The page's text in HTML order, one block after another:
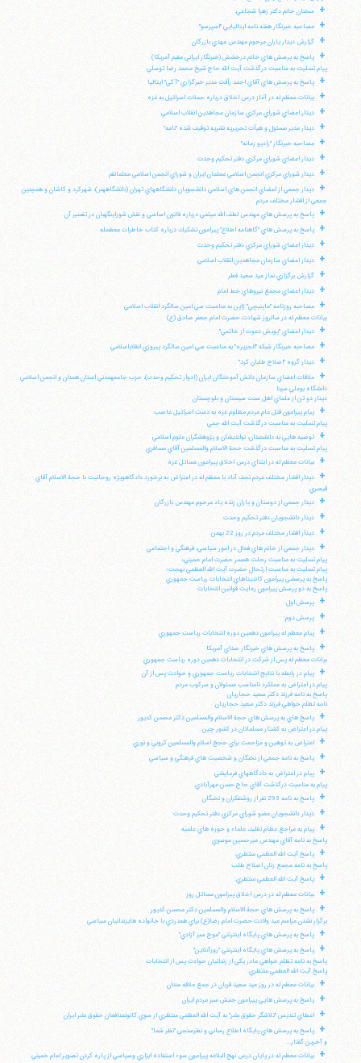
+ سخنان خانم دكتر زهرا شجاعي:
+ مصاحبه خبرنگار هفته نامه ايتاليايي "اسپرسو"
+ گزارش ديدار ياران مرحوم مهندس مهدي بازرگان
+
پاسخ به پرسش هاي خانم درخشش (خبرنگار ايراني مقيم آمريكا)
پيام تسليت به مناسبت درگذشت آيت الله حاج شيخ محمد رضا توسلي
+ پاسخ به پرسش هاي آقاي احمد رأفت مدير خبرگزاري "آكي" ايتاليا
+ بيانات معظم له در آغاز درس اخلاق درباره حملات اسرائيل به غزه
+ ديدار اعضاي شوراي مركزي سازمان مجاهدين انقلاب اسلامي
+ ديدار مدير مسئول و هيأت تحريريه نشريه توقيف شده "نامه"
+ مصاحبه خبرنگار "راديو زمانه"
+ ديدار اعضاي شوراي مركزي دفتر تحكيم وحدت
+ ديدار شوراي مركزي انجمن اسلامي معلمان ايران و شوراي انجمن اسلامي معلمانقم
+
ديدار جمعي از اعضاي انجمن هاي اسلامي دانشجويان دانشگاههاي تهران (دانشگاههنر)، شهركرد و كاشان و همچنين
جمعي از اقشار مختلف مردم
+ پاسخ به پرسش هاي مهندس لطف الله ميثمي درباره قانون اساسي و نقش شوراينگهبان در تفسير آن
+ پاسخ به پرسش هاي "گاهنامه اطلاع" پيرامون تشكيك درباره كتاب خاطرات معظمله
+ ديدار اعضاي شوراي مركزي دفتر تحكيم وحدت
+ ديدار اعضاي سازمان مجاهدين انقلاب اسلامي
+ گزارش برگزاري نماز عيد سعيد فطر
+ ديدار اعضاي مجمع نيروهاي خط امام
+
مصاحبه روزنامه "ماينيچي" ژاپن به مناسبت سي امين سالگرد انقلاب اسلامي
بيانات معظم له در سالروز شهادت حضرت امام جعفر صادق (ع)
+ ديدار اعضاي "پويش دعوت از خاتمي"
+ مصاحبه خبرنگار شبكه "الجزيره" به مناسبت سي امين سالگرد پيروزي انقلاباسلامي
+ ديدار گروه "اصلاح طلبان كرد"
+
ملاقات اعضاي سازمان دانش آموختگان ايران (ادوار تحكيم وحدت)، حزب جامعهمدني استان همدان و انجمن اسلامي
دانشگاه بوعلي سينا
ديدار دو تن از علماي اهل سنت سيستان و بلوچستان
+
پيام پيرامون قتل عام مردم مظلوم غزه به دست اسرائيل غاصب
پيام تسليت به مناسبت درگذشت آيت الله جمي
+
توصيه هايي به دانشمندان، نوانديشان و پژوهشگران علوم اسلامي
پيام تسليت به مناسبت درگذشت حجة الاسلام والمسلمين آقاي مسافري
+ بيانات معظم له در ابتداي درس اخلاق پيرامون مسائل غزه
+
ديدار اقشار مختلف مردم نجف آباد با معظم له در اعتراض به برخورد دادگاهويژه روحانيت با حجة الاسلام آقاي
قيصري
+ ديدار جمعي از دوستان و ياران زنده ياد مرحوم مهندس بازرگان
+ ديدار دانشجويان دفتر تحكيم وحدت
+ ديدار اقشار مختلف مردم در روز 22 بهمن
+
ديدار جمعي از خانم هاي فعال در امور سياسي، فرهنگي و اجتماعي
پيام تسليت به مناسبت رحلت همسر حضرت امام خميني؛
پيام تسليت به مناسبت ارتحال حضرت آيت الله العظمي بهجت؛
پاسخ به پرسشي پيرامون كانديداهاي انتخابات رياست جمهوري
پاسخ به دو پرسش پيرامون رعايت قوانين انتخابات
+ پرسش اول:
+ پرسش دوم:
+ پيام معظم له پيرامون دهمين دوره انتخابات رياست جمهوري
+
پاسخ به پرسش هاي خبرنگار صداي آمريكا
بيانات معظم له پس از شركت در انتخابات دهمين دوره رياست جمهوري
+
پيام در رابطه با نتايج انتخابات رياست جمهوري و حوادث پس از آن
پيام در اعتراض به عملكرد نامناسب مسئولان و سركوب مردم
پاسخ به نامه فرزند دكتر سعيد حجاريان
نامه تظلم خواهي فرزند دكتر سعيد حجاريان:
+
پاسخ هاي به پرسش هاي حجة الاسلام والمسلمين دكتر محسن كديور
پيام در اعتراض به كشتار مسلمانان در كشور چين
+ اعتراض به توهين و مزاحمت براي حجج اسلام والمسلمين كروبي و نوري
+ پاسخ به نامه جمعي از نخبگان و شخصيت هاي فرهنگي و سياسي
+
پيام در اعتراض به دادگاههاي فرمايشي
پيام به مناسبت درگذشت آقاي حاج حسن مهرآبادي
+ پاسخ به نامه 293 نفر از روشنفكران و نخبگان
+ ديدار دانشجويان عضو شوراي مركزي دفتر تحكيم وحدت
+
پيام به مراجع عظام تقليد، علماء و حوزه هاي علميه
پاسخ به نامه آقاي مهندس ميرحسين موسوي
+
پاسخ آيت الله العظمي منتظري:
پاسخ به نامه مجمع زنان اصلاح طلب
+ پاسخ آيت الله العظمي منتظري:
+ بيانات معظم له در درس اخلاق پيرامون مسائل روز
+
پاسخ به پرسش هاي حجة الاسلام والمسلمين دكتر محسن كديور
برگزار نشدن مراسم عيد ولادت حضرت امام رضا(ع) براي همدردي با خانواده هايزندانيان سياسي
+ پاسخ به پرسش هاي پايگاه اينترنتي "موج سبز آزادي"
+
پاسخ به پرسش هاي پايگاه اينترنتي "روزآنلاين"
پاسخ به نامه تظلم خواهي مادر يكي از زندانيان حوادث پس از انتخابات
پاسخ آيت الله العظمي منتظري:
+ بيانات معظم له در روز عيد سعيد قربان در جمع علاقه مندان
+ پاسخ به پرسش هايي پيرامون جنبش سبز مردم ايران
+ اعطاي تنديس "تلاشگر حقوق بشر" به آيت الله العظمي منتظري از سوي كانونمدافعان حقوق بشر ايران
+
پاسخ به پرسش هاي پايگاه اطلاع رساني و نظرسنجي "نظر شما"
و آخرين گفتار...
+ بيانات معظم له در پايان درس نهج البلاغه پيرامون سوء استفاده ابزاري وسياسي از پاره كردن تصوير امام خميني